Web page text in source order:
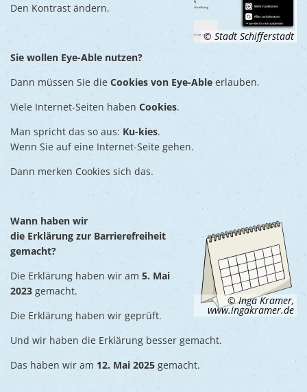
© Stadt Schifferstadt
Den Kontrast ändern.
Sie wollen Eye-Able nutzen?
Dann müssen Sie die Cookies von Eye-Able erlauben.
Viele Internet-Seiten haben Cookies.
Man spricht das so aus: Ku-kies.
Wenn Sie auf eine Internet-Seite gehen.
Dann merken Cookies sich das.
© Inga Kramer,
www.ingakramer.de
Wann haben wir
die Erklärung zur Barrierefreiheit
gemacht?
Die Erklärung haben wir am 5. Mai
2023 gemacht.
Die Erklärung haben wir geprüft.
Und wir haben die Erklärung besser gemacht.
Das haben wir am 12. Mai 2025 gemacht.